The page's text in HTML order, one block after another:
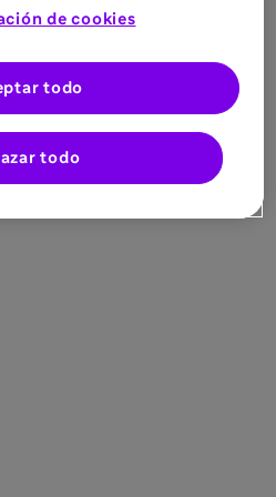
de cookies
todo
todo